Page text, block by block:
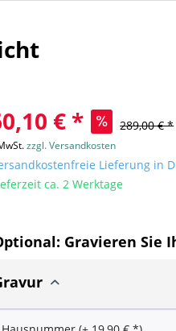
€ * 289,00 € *
zzgl. Versandkosten
Lieferung in
ca. 2 Werktage
Gravieren Sie